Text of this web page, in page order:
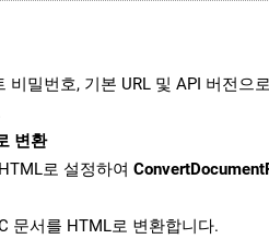
비밀번호, 기본 URL 및 API 버전으로
변환
로 설정하여
문서를 HTML로 변환합니다.